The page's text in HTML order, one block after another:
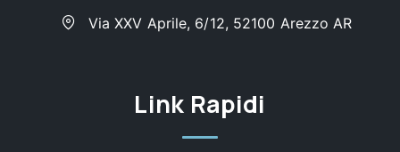
Via XXV Aprile, 6/12, 52100 Arezzo AR
Link Rapidi